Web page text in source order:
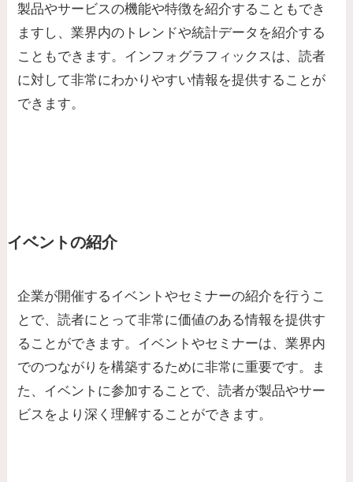
製品やサービスの機能や特徴を紹介することもでき
ますし、業界内のトレンドや統計データを紹介する
こともできます。インフォグラフィックスは、読者
に対して非常にわかりやすい情報を提供することが
できます。
イベントの紹介
企業が開催するイベントやセミナーの紹介を行うこ
とで、読者にとって非常に価値のある情報を提供す
ることができます。イベントやセミナーは、業界内
でのつながりを構築するために非常に重要です。ま
た、イベントに参加することで、読者が製品やサー
ビスをより深く理解することができます。